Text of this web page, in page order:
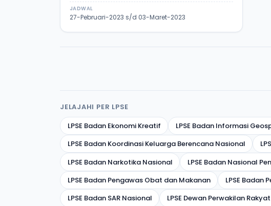
JADWAL
27-Pebruari-2023 s/d 03-Maret-2023
JELAJAHI PER LPSE
LPSE Badan Ekonomi Kreatif
LPSE Badan Informasi
LPSE Badan Koordinasi Keluarga Berencana Nasional
LPSE Badan Narkotika Nasional
LPSE Badan Nasional
LPSE Badan Pengawas Obat dan Makanan
LPSE Badan
LPSE Badan SAR Nasional
LPSE Dewan Perwakilan